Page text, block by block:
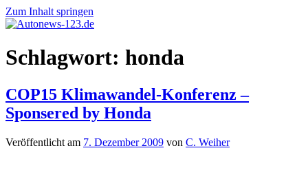
Zum Inhalt springen
Autonews-
123.de
Autonews
mit
Schlagwort: honda
COP15 Klimawandel-Konferenz –
Sponsered by Honda
Veröffentlicht am 7. Dezember 2009 von C. Weiher